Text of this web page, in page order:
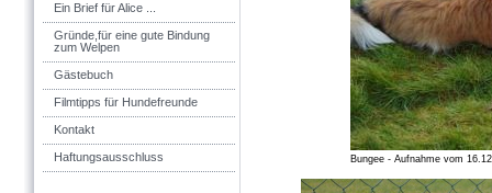
Ein Brief für Alice ...
Gründe,für eine gute Bindung
zum Welpen
Gästebuch
Filmtipps für Hundefreunde
Kontakt
Haftungsausschluss Bungee - Aufnahme vom